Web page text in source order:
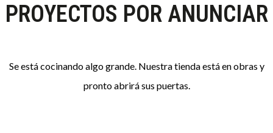
PROYECTOS POR ANUNCIAR
Se está cocinando algo grande. Nuestra tienda está en obras y
pronto abrirá sus puertas.